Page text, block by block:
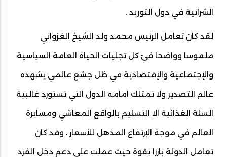
الشرائية في دول التوريد .
لقد كان تعامل الرئيس محمد ولد الشيخ الغزواني
ملموسا وواضحا فيً كل تجليات الحياة العامة السياسية
والإجتماعية والإقتصادية في ظل جشع عالمي يشهده
عالم التصدير ولا تمتلك امامه الدول التي تستورد غالبية
السلة الغذائية الا التسليم بالواقع المعاشي ومسايرة
العالم في موجة الإرتفاع المذهل للأسعار ، وقد كان
تعامل الدولة بارزا بقوة حيث عملت على دعم دخل الفرد